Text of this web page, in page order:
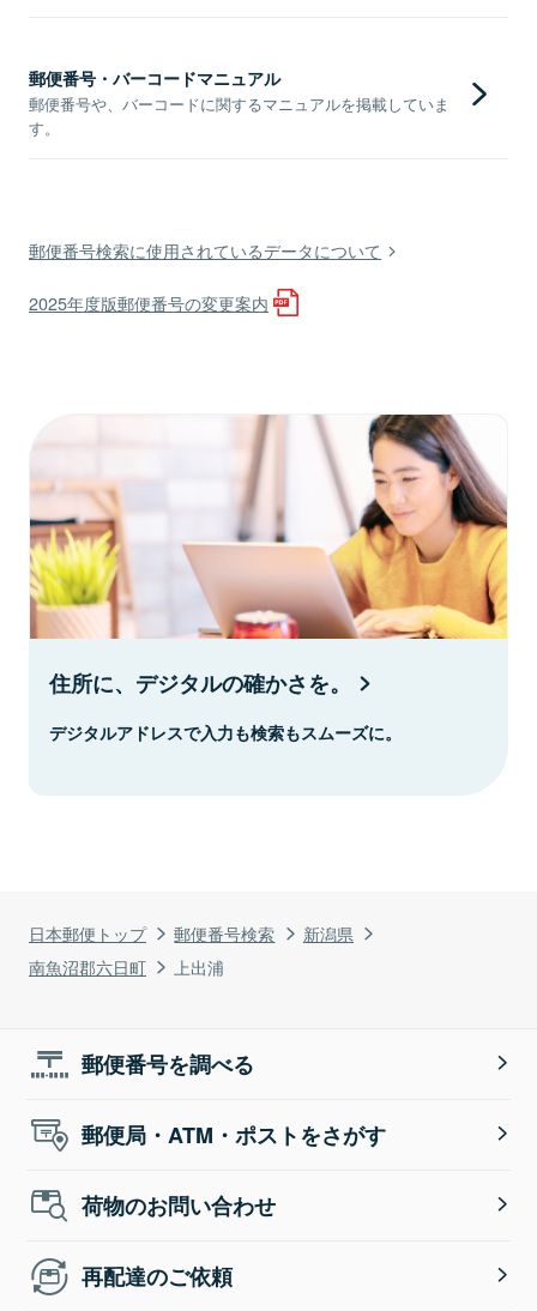
日本郵便トップ 郵便番号検索
新潟県
南魚沼郡六日町
上出浦
郵便番号・バーコードマニュアル
郵便番号や、バーコードに関するマニュアルを掲載していま
す。
郵便番号検索に使用されているデータについて
2025年度版郵便番号の変更案内
住所に、デジタルの確かさを。
デジタルアドレスで入力も検索もスムーズに。
郵便番号を調べる
郵便局・ATM・ポストをさがす
荷物のお問い合わせ
再配達のご依頼